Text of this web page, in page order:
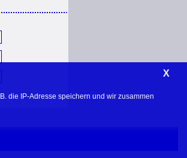
die IP-Adresse speichern und wir zusammen
X